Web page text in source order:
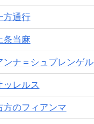
方通行
条当麻
ンナ＝シュプレンゲル
ッレルス
方のフィアンマ